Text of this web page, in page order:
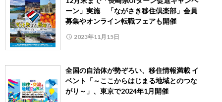
ーン」実施 「ながさき移住倶楽部」会員
募集やオンライン転職フェアも開催
2023年11月15日
全国の自治体が勢ぞろい、移住情報満載 イ
ベント「～ここからはじまる地域とのつな
がり～」、東京で2024年1月開催